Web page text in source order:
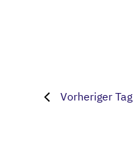
Vorheriger Tag